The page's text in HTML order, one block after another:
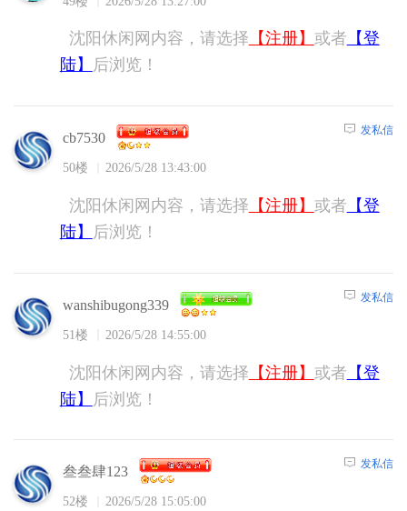
沈阳休闲网内容，请选择 【注册】 或者 【登
陆】
后浏览！
cb7530
50楼 2026/5/28 13:43:00
发私信
沈阳休闲网内容，请选择 【注册】 或者 【登
陆】
后浏览！
wanshibugong339
51楼 2026/5/28 14:55:00
发私信
沈阳休闲网内容，请选择 【注册】 或者 【登
陆】
后浏览！
叁叁肆123
52楼 2026/5/28 15:05:00
发私信